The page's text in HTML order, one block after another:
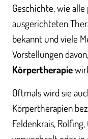
Geschichte, wie
ausgerichteten
bekannt und viele
Vorstellungen
Körpertherapie
Oftmals wird sie
Körpertherapien
Feldenkrais,